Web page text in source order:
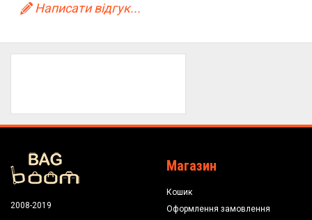
Написати відгук...
2008-2019
Магазин
Кошик
Оформлення замовлення